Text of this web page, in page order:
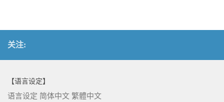
关注:
【语言设定】
语言设定 简体中文 繁體中文